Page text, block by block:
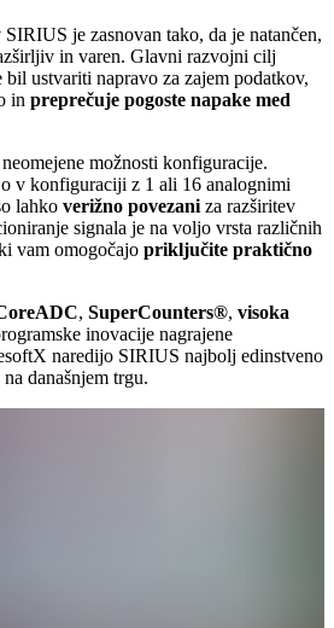
je zasnovan tako, da je natančen,
in varen. Glavni razvojni cilj
ustvariti napravo za zajem podatkov,
in preprečuje pogoste napake med
možnosti konfiguracije.
v konfiguraciji z 1 ali 16 analognimi
lahko verižno povezani za razširitev
signala je na voljo vrsta različnih
vam omogočajo priključite praktično
, SuperCounters®, visoka
inovacije nagrajene
naredijo SIRIUS najbolj edinstveno
današnjem trgu.